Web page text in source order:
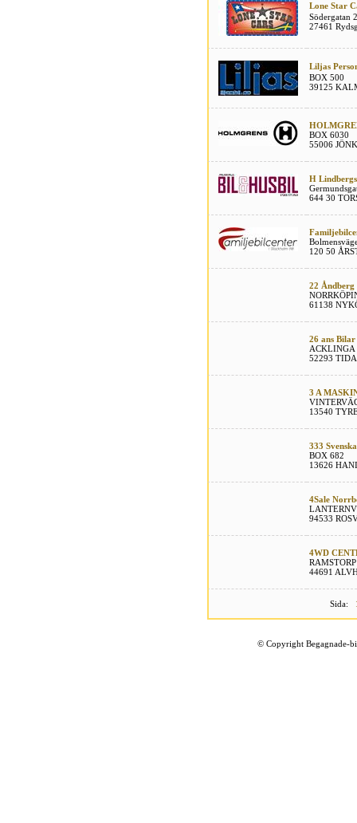
Lone Star
Södergatan 2
27461
Liljas
BOX 500
39125
BOX 6030
55006
H
644 30
120 50
22 Åndberg
61138
26 ans
ACKLINGA
52293
3 A
13540
333
BOX 682
13626
4Sale
94533
4WD
44691
Sida:
©Copyright Begagnade-